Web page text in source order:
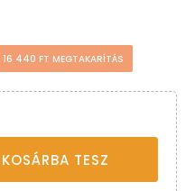
16 440 FT MEGTAKARÍTÁS
KOSÁRBA TESZ